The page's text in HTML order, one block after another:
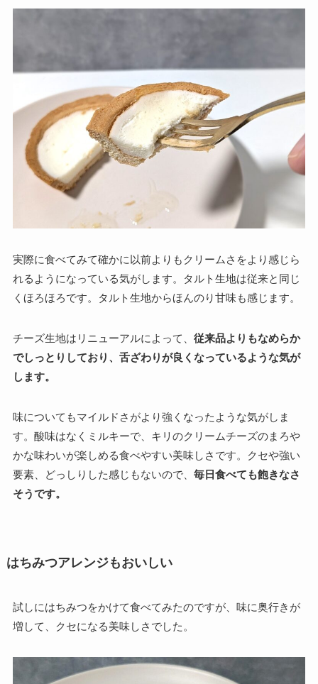
実際に食べてみて確かに以前よりもクリームさをより感じら
れるようになっている気がします。タルト生地は従来と同じ
くほろほろです。タルト生地からほんのり甘味も感じます。
チーズ生地はリニューアルによって、 従来品よりもなめらか
でしっとりしており、舌ざわりが良くなっているような気が
します。
味についてもマイルドさがより強くなったような気がしま
す。酸味はなくミルキーで、キリのクリームチーズのまろや
かな味わいが楽しめる食べやすい美味しさです。クセや強い
要素、どっしりした感じもないので、 毎日食べても飽きなさ
そうです。
はちみつアレンジもおいしい
試しにはちみつをかけて食べてみたのですが、味に奥行きが
増して、クセになる美味しさでした。